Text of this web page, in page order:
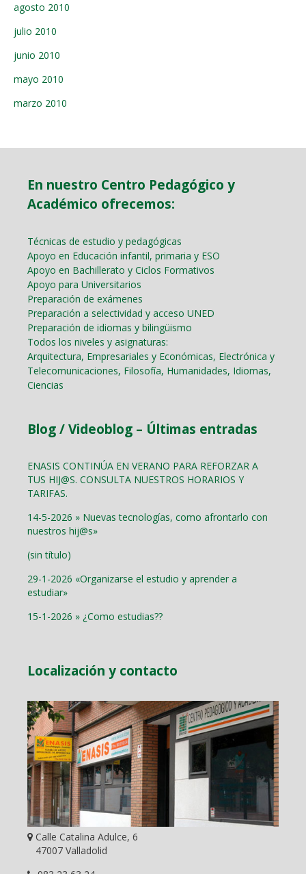
agosto 2010
julio 2010
junio 2010
mayo 2010
marzo 2010
En nuestro Centro Pedagógico y
Académico ofrecemos:
Técnicas de estudio y pedagógicas
Apoyo en Educación infantil, primaria y ESO
Apoyo en Bachillerato y Ciclos Formativos
Apoyo para Universitarios
Preparación de exámenes
Preparación a selectividad y acceso UNED
Preparación de idiomas y bilingüismo
Todos los niveles y asignaturas:
Arquitectura, Empresariales y Económicas, Electrónica y
Telecomunicaciones, Filosofía, Humanidades, Idiomas,
Ciencias
Blog / Videoblog – Últimas entradas
ENASIS CONTINÚA EN VERANO PARA REFORZAR A
TUS HIJ@S. CONSULTA NUESTROS HORARIOS Y
TARIFAS.
14-5-2026 » Nuevas tecnologías, como afrontarlo con
nuestros hij@s»
(sin título)
29-1-2026 «Organizarse el estudio y aprender a
estudiar»
15-1-2026 » ¿Como estudias??
Localización y contacto
Calle Catalina Adulce, 6
47007 Valladolid